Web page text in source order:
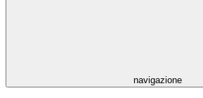
navigazione